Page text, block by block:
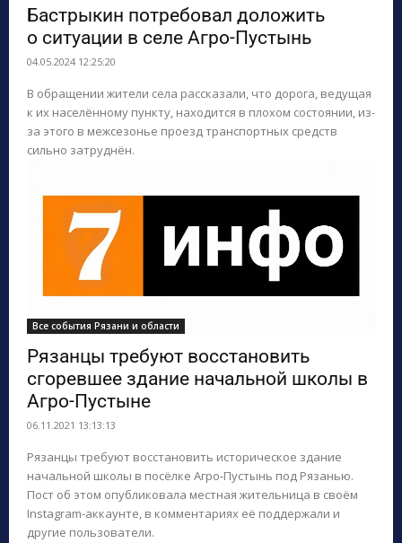
Бастрыкин потребовал доложить
о ситуации в селе Агро-Пустынь
04.05.2024 12:25:20
В обращении жители села рассказали, что дорога, ведущая
к их населённому пункту, находится в плохом состоянии, из-
за этого в межсезонье проезд транспортных средств
сильно затруднён.
Все события Рязани и области
Рязанцы требуют восстановить
сгоревшее здание начальной школы в
Агро-Пустыне
06.11.2021 13:13:13
Рязанцы требуют восстановить историческое здание
начальной школы в посёлке Агро-Пустынь под Рязанью.
Пост об этом опубликовала местная жительница в своём
Instagram-аккаунте, в комментариях её поддержали и
другие пользователи.